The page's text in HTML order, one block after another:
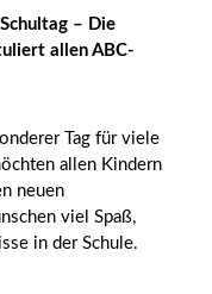
– Die
allen ABC-
Tag für viele
allen Kindern
neuen
viel Spaß,
in der Schule.